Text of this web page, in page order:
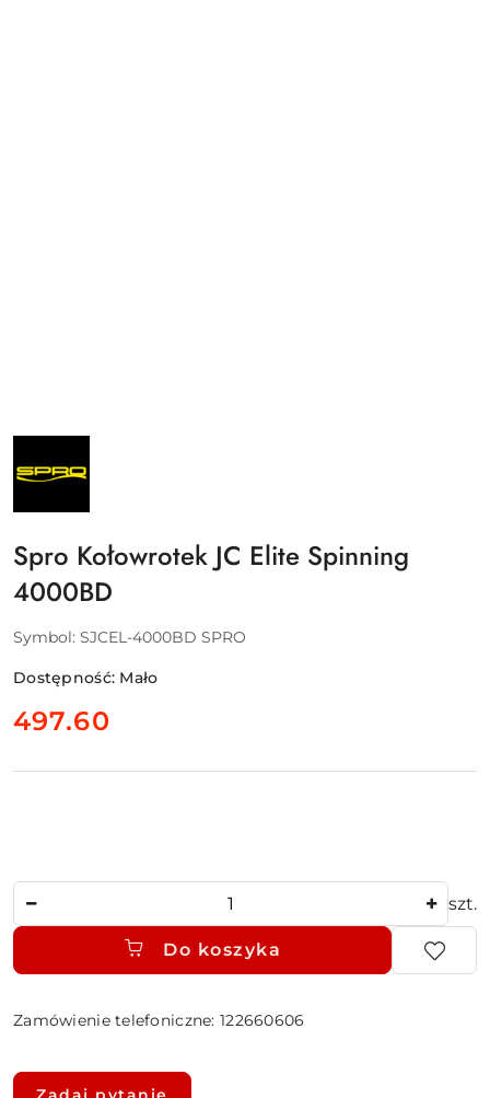
SPRO
Spro Kołowrotek JC Elite Spinning
4000BD
Symbol: SJCEL-4000BD SPRO
Dostępność: Mało
cena:
497.60
szt.
Do koszyka
Zamówienie telefoniczne: 122660606
Dostępność